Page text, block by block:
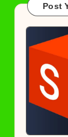
Post